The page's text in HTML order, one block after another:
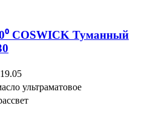
COSWICK Туманный
ультраматовое